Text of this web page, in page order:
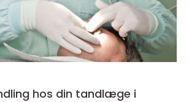
hos din tandlæge i